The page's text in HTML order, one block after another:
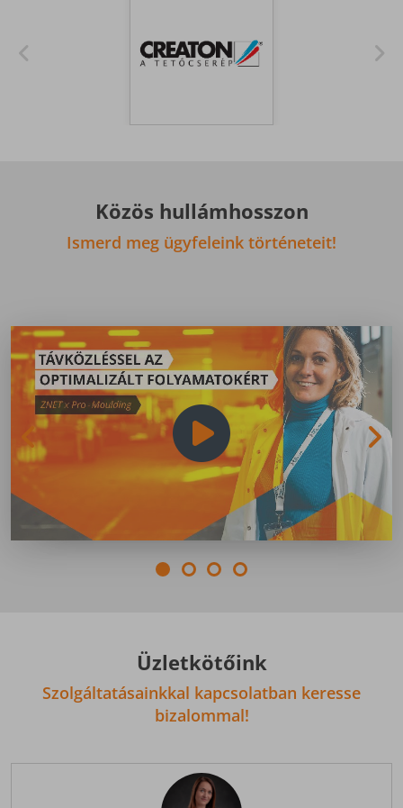
Közös hullámhosszon
Ismerd meg ügyfeleink történeteit!
Üzletkötőink
Szolgáltatásainkkal kapcsolatban keresse
bizalommal!